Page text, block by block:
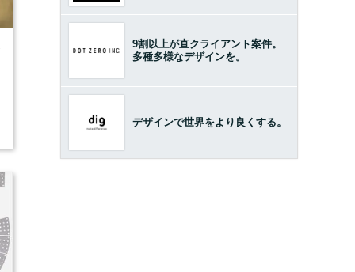
9割以上が直クライアント案件。
多種多様なデザインを。
デザインで世界をより良くする。